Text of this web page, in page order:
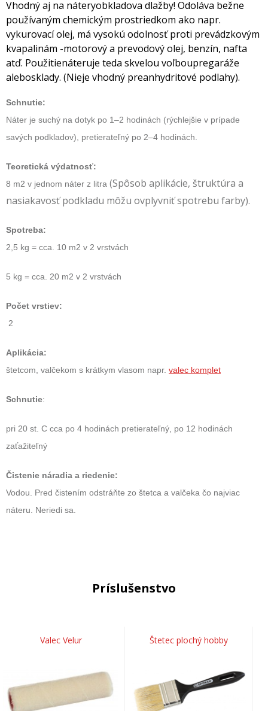
Vhodný aj na náteryobkladova dlažby! Odoláva bežne
používaným chemickým prostriedkom ako napr.
vykurovací olej, má vysokú odolnosť proti prevádzkovým
kvapalinám -motorový a prevodový olej, benzín, nafta
atď. Použitienáteruje teda skvelou voľboupregaráže
alebosklady. (Nieje vhodný preanhydritové podlahy).
Schnutie:
Náter je suchý na dotyk po 1–2 hodinách (rýchlejšie v prípade
savých podkladov), pretierateľný po 2–4 hodinách.
Teoretická výdatnosť:
8 m2 v jednom náter z litra (Spôsob aplikácie, štruktúra a
nasiakavosť podkladu môžu ovplyvniť spotrebu farby).
Spotreba:
2,5 kg = cca. 10 m2 v 2 vrstvách
5 kg = cca. 20 m2 v 2 vrstvách
Počet vrstiev:
2
Aplikácia:
štetcom, valčekom s krátkym vlasom napr. valec komplet
Schnutie:
pri 20 st. C cca po 4 hodinách pretierateľný, po 12 hodinách
zaťažiteľný
Čistenie náradia a riedenie:
Vodou. Pred čistením odstráňte zo štetca a valčeka čo najviac
náteru. Neriedi sa.
Príslušenstvo
Valec Velur Štetec plochý hobby